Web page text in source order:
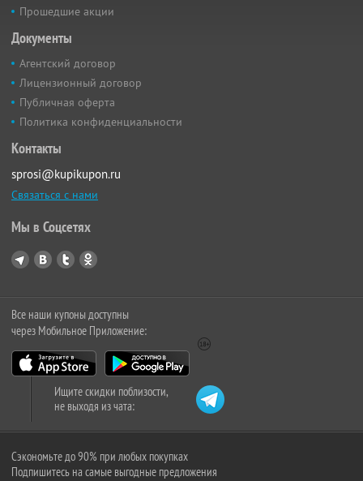
Прошедшие акции
Документы
Агентский договор
Лицензионный договор
Публичная оферта
Политика конфиденциальности
Контакты
sprosi@kupikupon.ru
Связаться с нами
Мы в Соцсетях
Все наши купоны доступны
через Мобильное Приложение:
Ищите скидки поблизости,
не выходя из чата:
Сэкономьте до 90% при любых покупках
Подпишитесь на самые выгодные предложения